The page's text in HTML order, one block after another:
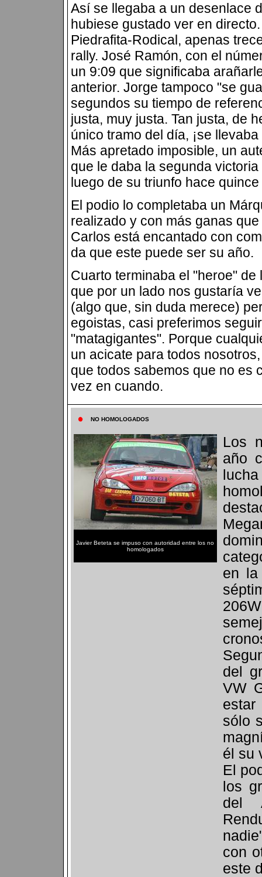
Así se llegaba a un desenlace
hubiese gustado ver en
Piedrafita-Rodical, apenas
rally. José Ramón, con el
un 9:09 que significaba
anterior. Jorge tampoco "se
segundos su tiempo de
justa, muy justa. Tan justa, de
único tramo del día, ¡se
Más apretado imposible, un
que le daba la segunda
luego de su triunfo hace
El podio lo completaba un
realizado y con más ganas
Carlos está encantado con
da que este puede ser su año.
Cuarto terminaba el "heroe"
que por un lado nos gustaría
(algo que, sin duda merece)
egoistas, casi preferimos
"matagigantes". Porque
un acicate para todos
que todos sabemos que no es
vez en cuando.
NO HOMOLOGADOS
Javier Beteta se impuso con autoridad entre los no
homologados
Los
año
en la
del
VW
sólo
él su
El
los
del
con
este